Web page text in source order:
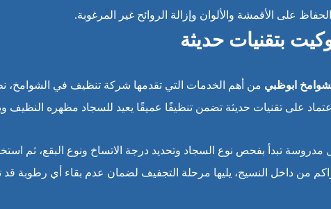
على الأقمشة والألوان وإزالة الروائح غير المرغوبة.
بتقنيات حديثة
ابوظبي من أهم الخدمات التي تقدمها شركة تنظيف في الشوامخ،
الاعتماد على تقنيات حديثة تضمن تنظيفًا عميقًا يعيد للسجاد مظهره
تبدأ بفحص نوع السجاد وتحديد درجة الاتساخ ونوع البقع، ثم
من داخل النسيج، يليها مرحلة التجفيف لضمان عدم بقاء أي رطوبة